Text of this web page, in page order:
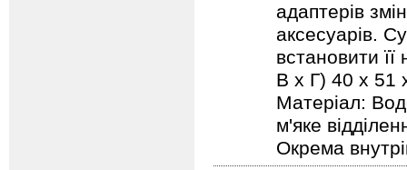
адаптерів
аксесуарів.
встановити
В х Г) 40 x 51
Матеріал:
м'яке
Окрема